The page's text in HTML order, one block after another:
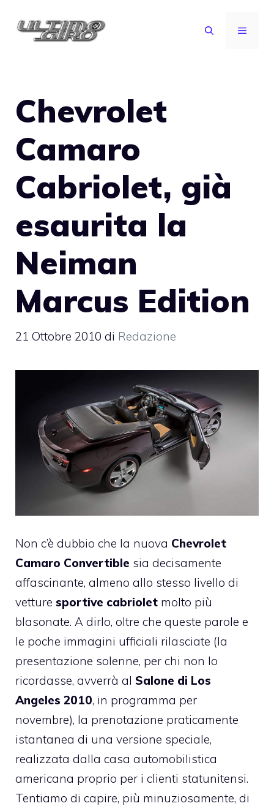
MENU
Chevrolet
Camaro
Cabriolet, già
esaurita la
Neiman
Marcus Edition
21 Ottobre 2010 di Redazione
Non c’è dubbio che la nuova Chevrolet
Camaro Convertible sia decisamente
affascinante, almeno allo stesso livello di
vetture sportive cabriolet molto più
blasonate. A dirlo, oltre che queste parole e
le poche immagini ufficiali rilasciate (la
presentazione solenne, per chi non lo
ricordasse, avverrà al Salone di Los
Angeles 2010, in programma per
novembre), la prenotazione praticamente
istantanea di una versione speciale,
realizzata dalla casa automobilistica
americana proprio per i clienti statunitensi.
Tentiamo di capire, più minuziosamente, di